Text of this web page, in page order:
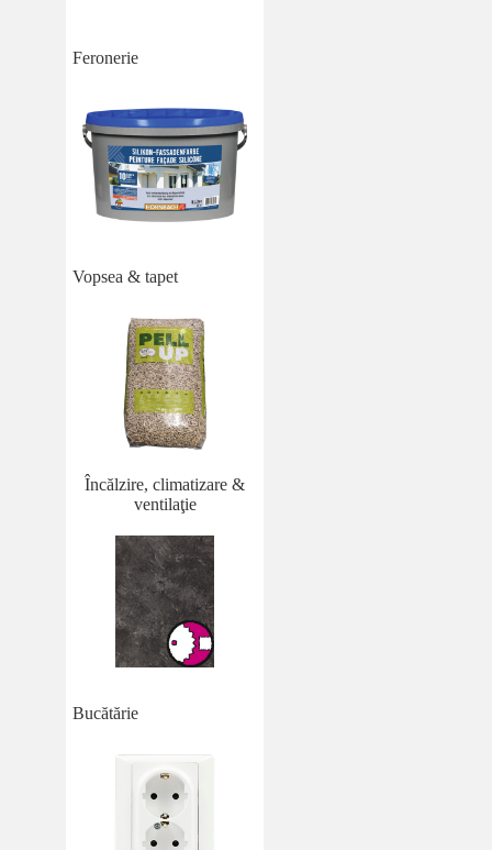
Feronerie
Vopsea & tapet
Încălzire, climatizare &
ventilaţie
Bucătărie